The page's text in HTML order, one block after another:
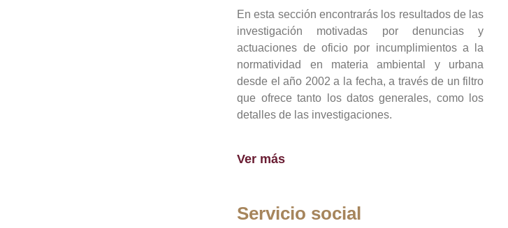
En esta sección encontrarás los resultados de las
investigación motivadas por denuncias y
actuaciones de oficio por incumplimientos a la
normatividad en materia ambiental y urbana
desde el año 2002 a la fecha, a través de un filtro
que ofrece tanto los datos generales, como los
detalles de las investigaciones.
Ver más
Servicio social